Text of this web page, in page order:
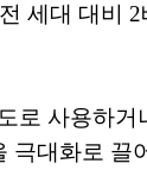
세대 대비
로 사용하거
극대화로 끌